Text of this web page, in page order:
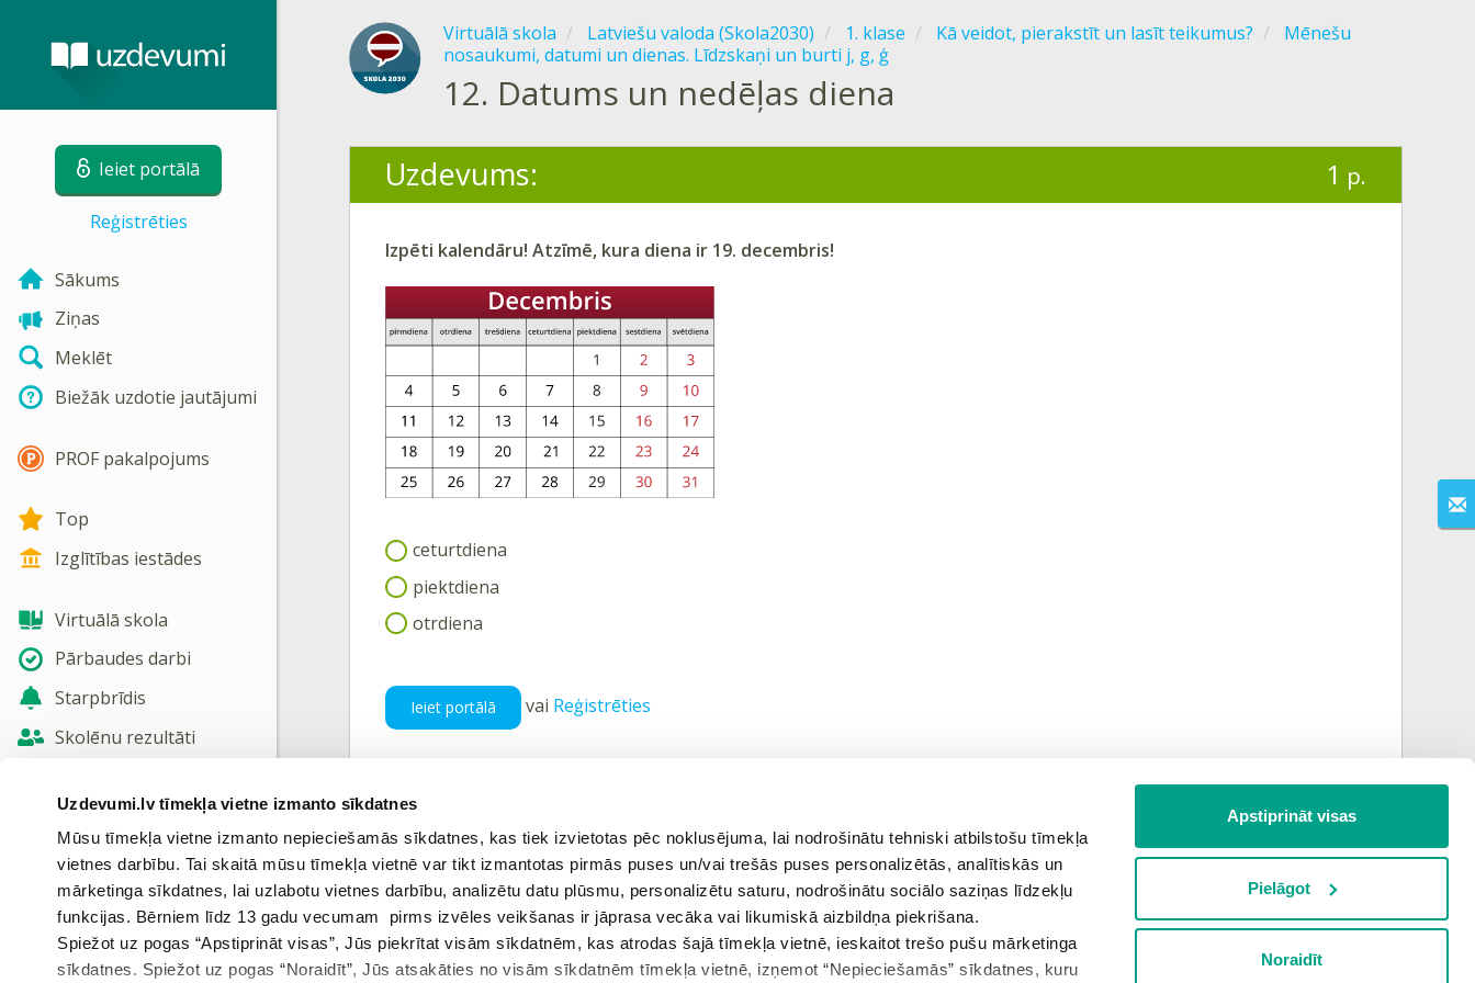
Uzdevumi.lv tīmekļa vietne izmanto sīkdatnes
Mūsu tīmekļa vietne izmanto nepieciešamās sīkdatnes, kas tiek izvietotas pēc noklusējuma, lai nodrošinātu tehniski atbilstošu tīmekļa
vietnes darbību. Tai skaitā mūsu tīmekļa vietnē var tikt izmantotas pirmās puses un/vai trešās puses personalizētās, analītiskās un
mārketinga sīkdatnes, lai uzlabotu vietnes darbību, analizētu datu plūsmu, personalizētu saturu, nodrošinātu sociālo saziņas līdzekļu
funkcijas. Bērniem līdz 13 gadu vecumam pirms izvēles veikšanas ir jāprasa vecāka vai likumiskā aizbildņa piekrišana.
Spiežot uz pogas “Apstiprināt visas”, Jūs piekrītat visām sīkdatnēm, kas atrodas šajā tīmekļa vietnē, ieskaitot trešo pušu mārketinga
sīkdatnes. Spiežot uz pogas “Noraidīt”, Jūs atsakāties no visām sīkdatnēm tīmekļa vietnē, izņemot “Nepieciešamās” sīkdatnes, kuru
Apstiprināt visas
Pielāgot
Noraidīt
Ieiet portālā
Reģistrēties
Sākums
Ziņas
Meklēt
Biežāk uzdotie jautājumi
PROF pakalpojums
Top
Izglītības iestādes
Virtuālā skola
Pārbaudes darbi
Starpbrīdis
Skolēnu rezultāti
Nosūtīt atsauksmi
Skatīt vairāk
Virtuālā skola Latviešu valoda (Skola2030) 1. klase Kā veidot, pierakstīt un lasīt teikumus?
Mēnešu
nosaukumi, datumi un dienas. Līdzskaņi un burti j, g, ģ
12. Datums un nedēļas diena
Uzdevums: 1 p.
Izpēti kalendāru! Atzīmē, kura diena ir 19. decembris!
ceturtdiena
piektdiena
otrdiena
Ieiet portālā vai Reģistrēties
Iepriekšējais uzdevums Atgriezties tēmā Nākamais uzdevums